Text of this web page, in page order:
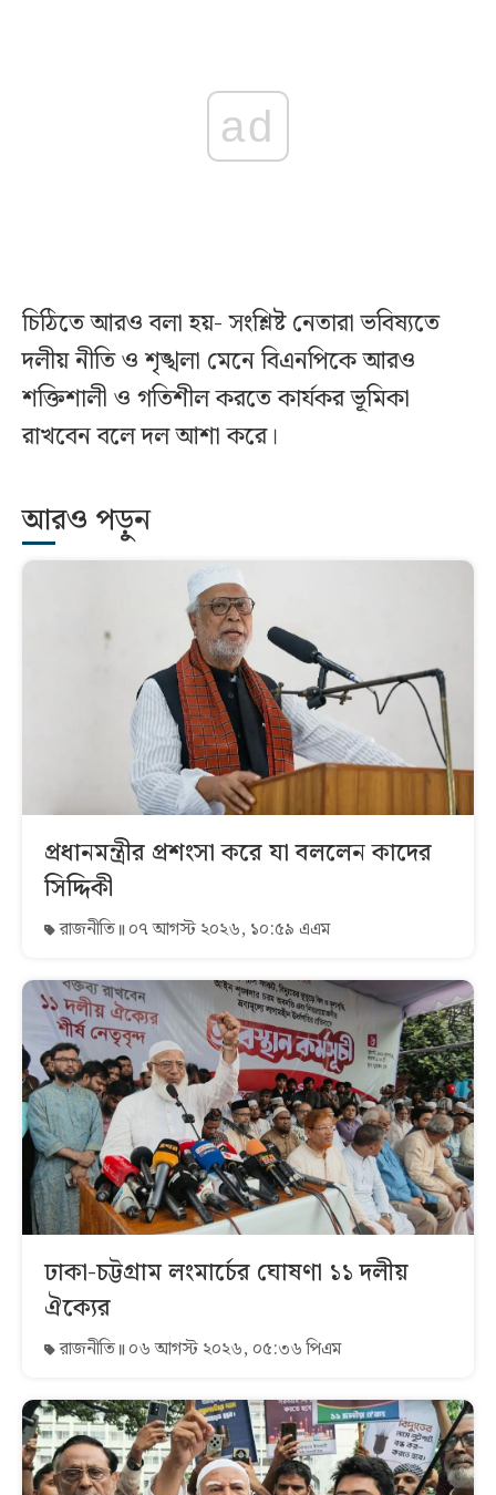
ad
চিঠিতে আরও বলা হয়- সংশ্লিষ্ট নেতারা ভবিষ্যতে
দলীয় নীতি ও শৃঙ্খলা মেনে বিএনপিকে আরও
শক্তিশালী ও গতিশীল করতে কার্যকর ভূমিকা
রাখবেন বলে দল আশা করে।
আরও পড়ুন
প্রধানমন্ত্রীর প্রশংসা করে যা বললেন কাদের
সিদ্দিকী
রাজনীতি ০৭ আগস্ট ২০২৬, ১০:৫৯ এএম
ঢাকা-চট্টগ্রাম লংমার্চের ঘোষণা ১১ দলীয়
ঐক্যের
রাজনীতি ০৬ আগস্ট ২০২৬, ০৫:৩৬ পিএম